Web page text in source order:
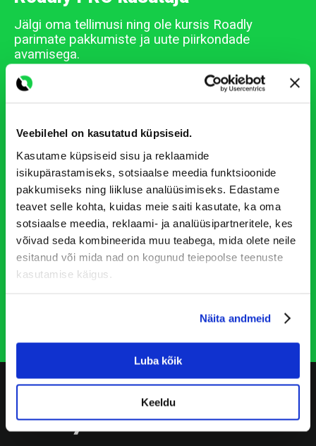
Veebilehel on kasutatud küpsiseid.
Kasutame küpsiseid sisu ja reklaamide
isikupärastamiseks, sotsiaalse meedia funktsioonide
pakkumiseks ning liikluse analüüsimiseks. Edastame
teavet selle kohta, kuidas meie saiti kasutate, ka oma
sotsiaalse meedia, reklaami- ja analüüsipartneritele, kes
võivad seda kombineerida muu teabega, mida olete neile
esitanud või mida nad on kogunud teiepoolse teenuste
kasutamise käigus.
Näita andmeid
Luba kõik
Keeldu
Jälgi oma tellimusi ning ole kursis Roadly
parimate pakkumiste ja uute piirkondade
avamisega.